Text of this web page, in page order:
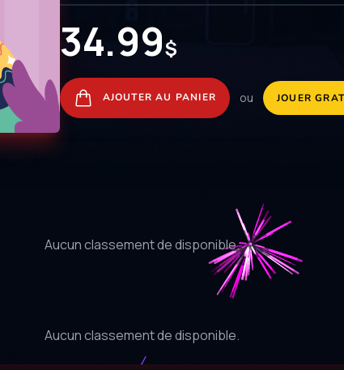
34.99$
AJOUTER AU PANIER ou JOUER
Aucun classement de disponible.
Aucun classement de disponible.